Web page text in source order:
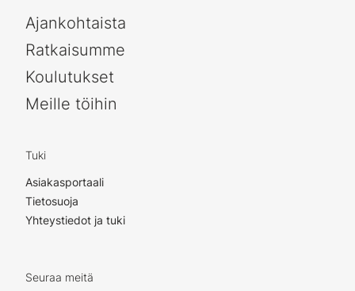
Ajankohtaista
Ratkaisumme
Koulutukset
Meille töihin
Tuki
Asiakasportaali
Tietosuoja
Yhteystiedot ja tuki
Seuraa meitä